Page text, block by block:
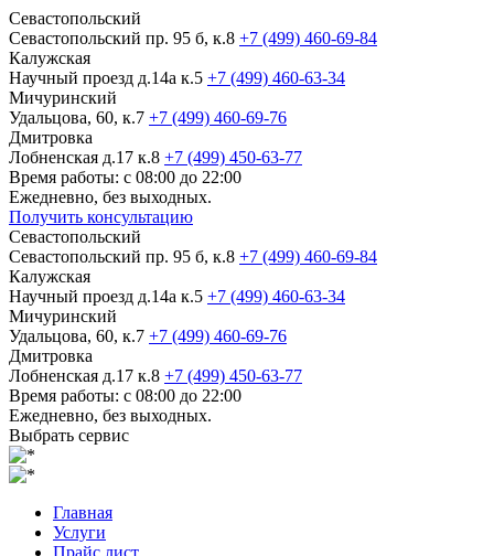
Севастопольский
Севастопольский пр. 95 б, к.8 +7 (499) 460-69-84
Калужская
Научный проезд д.14а к.5 +7 (499) 460-63-34
Мичуринский
Удальцова, 60, к.7 +7 (499) 460-69-76
Дмитровка
Лобненская д.17 к.8 +7 (499) 450-63-77
Время работы: с 08:00 до 22:00
Ежедневно, без выходных.
Получить консультацию
Севастопольский
Севастопольский пр. 95 б, к.8 +7 (499) 460-69-84
Калужская
Научный проезд д.14а к.5 +7 (499) 460-63-34
Мичуринский
Удальцова, 60, к.7 +7 (499) 460-69-76
Дмитровка
Лобненская д.17 к.8 +7 (499) 450-63-77
Время работы: с 08:00 до 22:00
Ежедневно, без выходных.
Выбрать сервис
Главная
Услуги
Прайс лист